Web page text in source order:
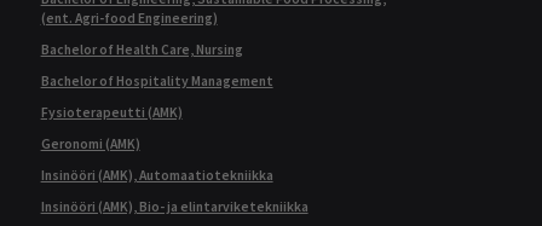
(ent. Agri-food Engineering)
Bachelor of Health Care, Nursing
Bachelor of Hospitality Management
Fysioterapeutti (AMK)
Geronomi (AMK)
Insinööri (AMK), Automaatiotekniikka
Insinööri (AMK), Bio- ja elintarviketekniikka